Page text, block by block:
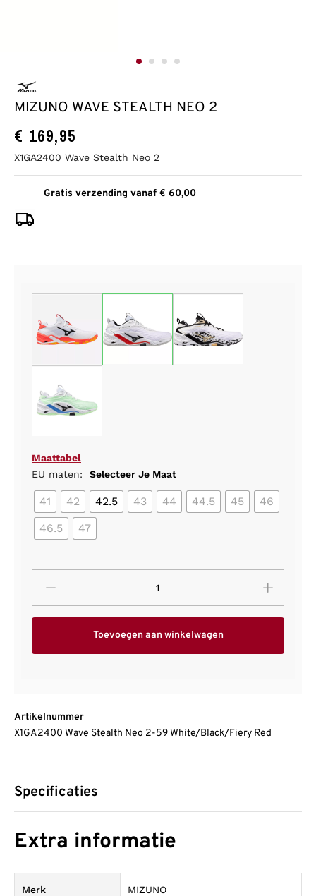
MIZUNO WAVE STEALTH NEO 2
€ 169,95
X1GA2400 Wave Stealth Neo 2
Gratis verzending vanaf € 60,00
Maattabel
EU maten:
Selecteer Je Maat
41 42 42.5 43 44 44.5 45
46
46.5
47
Toevoegen aan winkelwagen
Artikelnummer
X1GA2400 Wave Stealth Neo 2-59 White/Black/Fiery Red
Specificaties
Extra informatie
Merk MIZUNO